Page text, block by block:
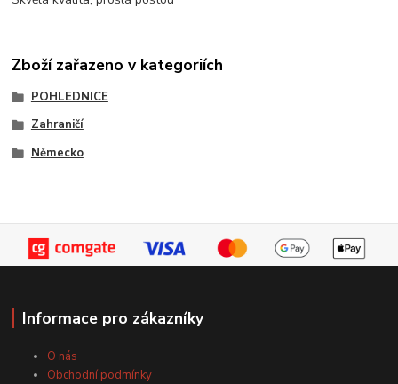
Zboží zařazeno v kategoriích
POHLEDNICE
Zahraničí
Německo
Informace pro zákazníky
O nás
Obchodní podmínky